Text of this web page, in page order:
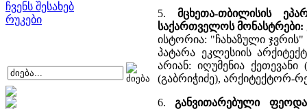
ჩვენს შესახებ
რუკები
5. მცხეთა-თბილისის
საქართველოს მონასტრები:
ისტორია: "ჩახაზული
პატარა ეკლესიის
არიან: იღუმენია
(გაბრიჭიძე), არქიტექტორ-
6.განვითარებული